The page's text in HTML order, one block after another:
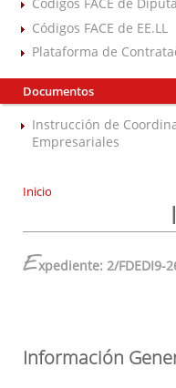
Códigos FACE de
Códigos FACE de EE.LL
Plataforma de
Documentos
Instrucción de
Empresariales
Inicio
Expediente: 2/FDEDI9-
Información